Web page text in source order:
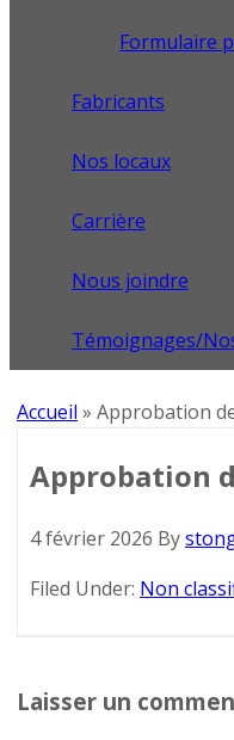
Formulaire
Fabricants
Nos locaux
Carrière
Nous joindre
Témoignages/
Accueil » Approbation
Approbation
4 février 2026 By
Filed Under: Non
Laisser un